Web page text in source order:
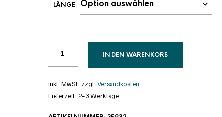
LÄNGE
IN DEN WARENKORB
inkl. MwSt. zzgl. Versandkosten
Lieferzeit: 2-3 Werktage